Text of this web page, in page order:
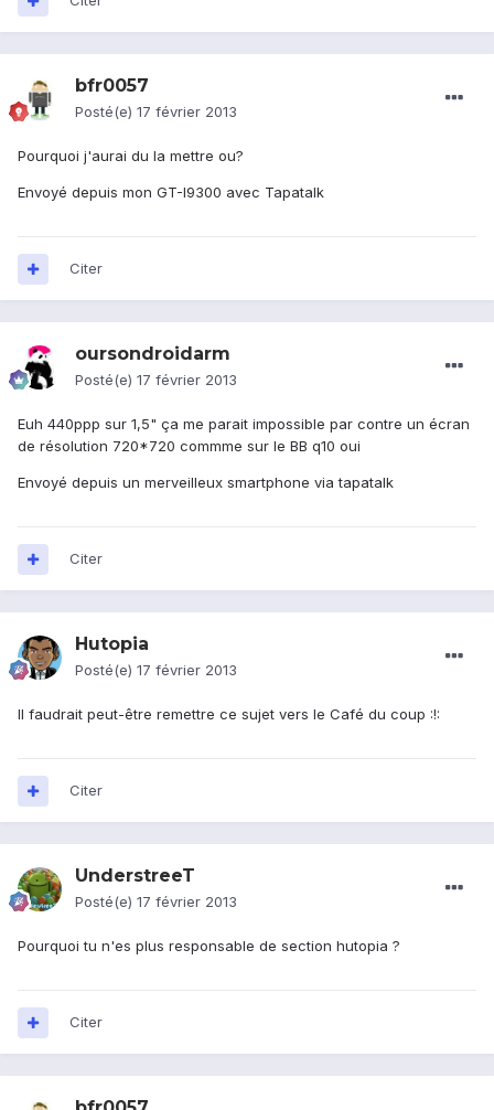
bfr0057
Posté(e) 17 février 2013
Pourquoi j'aurai du la mettre ou?
Envoyé depuis mon GT-I9300 avec Tapatalk
Citer
oursondroidarm
Posté(e) 17 février 2013
Euh 440ppp sur 1,5" ça me parait impossible par contre un écran
de résolution 720*720 commme sur le BB q10 oui
Envoyé depuis un merveilleux smartphone via tapatalk
Citer
Hutopia
Posté(e) 17 février 2013
Il faudrait peut-être remettre ce sujet vers le Café du coup :!:
Citer
UnderstreeT
Posté(e) 17 février 2013
Pourquoi tu n'es plus responsable de section hutopia ?
Citer